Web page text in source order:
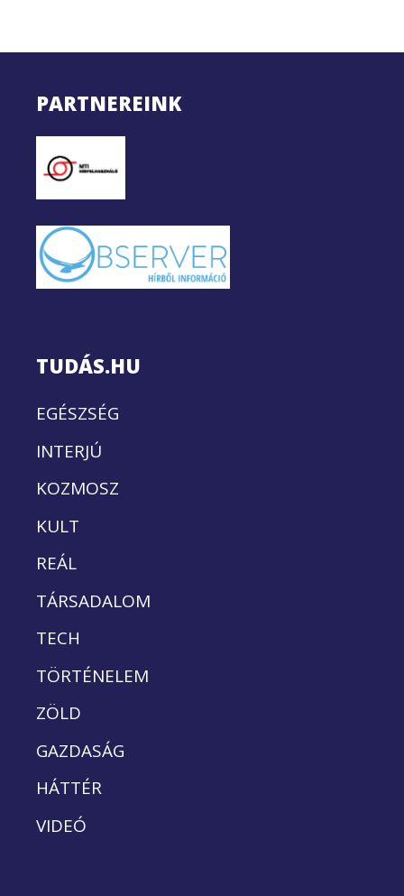
PARTNEREINK
TUDÁS.HU
EGÉSZSÉG
INTERJÚ
KOZMOSZ
KULT
REÁL
TÁRSADALOM
TECH
TÖRTÉNELEM
ZÖLD
GAZDASÁG
HÁTTÉR
VIDEÓ